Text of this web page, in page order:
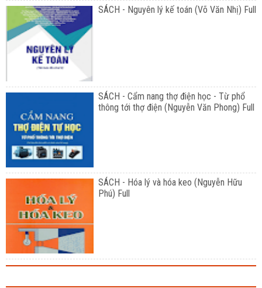
SÁCH - Nguyên lý kế toán (Võ Văn Nhị) Full
SÁCH - Cẩm nang thợ điện học - Từ phổ
thông tới thợ điện (Nguyễn Văn Phong) Full
SÁCH - Hóa lý và hóa keo (Nguyễn Hữu
Phú) Full